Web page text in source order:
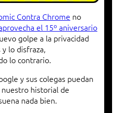
Contra Chrome no
el 15º aniversario
golpe a la privacidad
lo disfraza,
lo contrario.
y sus colegas puedan
historial de
nada bien.